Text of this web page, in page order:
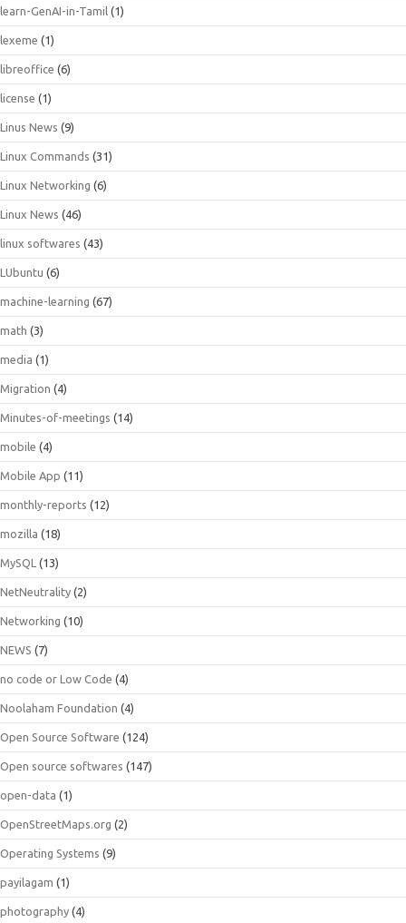
learn-GenAI-in-Tamil (1)
lexeme (1)
libreoffice (6)
license (1)
Linus News (9)
Linux Commands (31)
Linux Networking (6)
Linux News (46)
linux softwares (43)
LUbuntu (6)
machine-learning (67)
math (3)
media (1)
Migration (4)
Minutes-of-meetings (14)
mobile (4)
Mobile App (11)
monthly-reports (12)
mozilla (18)
MySQL (13)
NetNeutrality (2)
Networking (10)
NEWS (7)
no code or Low Code (4)
Noolaham Foundation (4)
Open Source Software (124)
Open source softwares (147)
open-data (1)
OpenStreetMaps.org (2)
Operating Systems (9)
payilagam (1)
photography (4)